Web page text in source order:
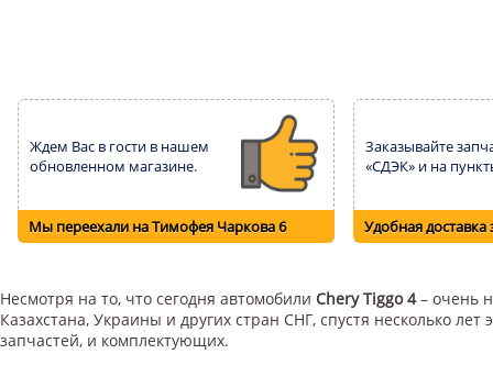
Ждем Вас в гости в нашем
обновленном магазине.
Мы переехали на Тимофея Чаркова 6
Заказывайте
«СДЭК» и на
Удобная доставка
Несмотря на то, что сегодня автомобили Chery Tiggo 4– очень
Казахстана, Украины и других стран СНГ, спустя несколько
запчастей, и комплектующих.